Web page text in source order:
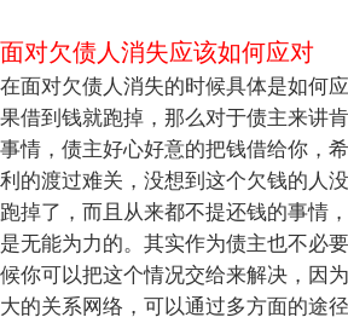
面对欠债人消失应该如何应对
在面对欠债人消失的时候具体是如何
果借到钱就跑掉，那么对于债主来讲
事情，债主好心好意的把钱借给你，
利的渡过难关，没想到这个欠钱的人
跑掉了，而且从来都不提还钱的事情
是无能为力的。其实作为债主也不必
候你可以把这个情况交给来解决，因
大的关系网络，可以通过多方面的途